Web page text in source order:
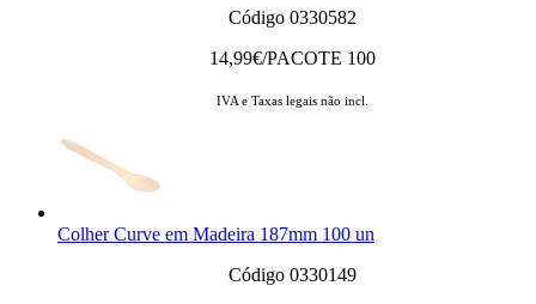
Código 0330582
14,99€/PACOTE 100
IVA e Taxas legais não incl.
Colher Curve em Madeira 187mm 100 un
Código 0330149